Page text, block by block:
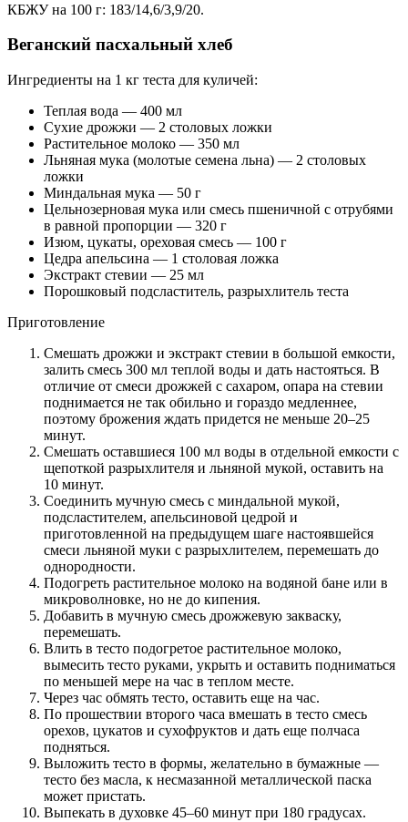
КБЖУ на 100 г: 183/14,6/3,9/20.
Веганский пасхальный хлеб
Ингредиенты на 1 кг теста для куличей:
Теплая вода — 400 мл
Сухие дрожжи — 2 столовых ложки
Растительное молоко — 350 мл
Льняная мука (молотые семена льна) — 2 столовых
ложки
Миндальная мука — 50 г
Цельнозерновая мука или смесь пшеничной с отрубями
в равной пропорции — 320 г
Изюм, цукаты, ореховая смесь — 100 г
Цедра апельсина — 1 столовая ложка
Экстракт стевии — 25 мл
Порошковый подсластитель, разрыхлитель теста
Приготовление
Смешать дрожжи и экстракт стевии в большой емкости,
залить смесь 300 мл теплой воды и дать настояться. В
отличие от смеси дрожжей с сахаром, опара на стевии
поднимается не так обильно и гораздо медленнее,
поэтому брожения ждать придется не меньше 20–25
минут.
Смешать оставшиеся 100 мл воды в отдельной емкости с
щепоткой разрыхлителя и льняной мукой, оставить на
10 минут.
Соединить мучную смесь с миндальной мукой,
подсластителем, апельсиновой цедрой и
приготовленной на предыдущем шаге настоявшейся
смеси льняной муки с разрыхлителем, перемешать до
однородности.
Подогреть растительное молоко на водяной бане или в
микроволновке, но не до кипения.
Добавить в мучную смесь дрожжевую закваску,
перемешать.
Влить в тесто подогретое растительное молоко,
вымесить тесто руками, укрыть и оставить подниматься
по меньшей мере на час в теплом месте.
Через час обмять тесто, оставить еще на час.
По прошествии второго часа вмешать в тесто смесь
орехов, цукатов и сухофруктов и дать еще полчаса
подняться.
Выложить тесто в формы, желательно в бумажные —
тесто без масла, к несмазанной металлической паска
может пристать.
Выпекать в духовке 45–60 минут при 180 градусах.